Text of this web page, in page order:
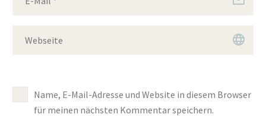
Name, E-Mail-Adresse und Website in diesem Browser
für meinen nächsten Kommentar speichern.